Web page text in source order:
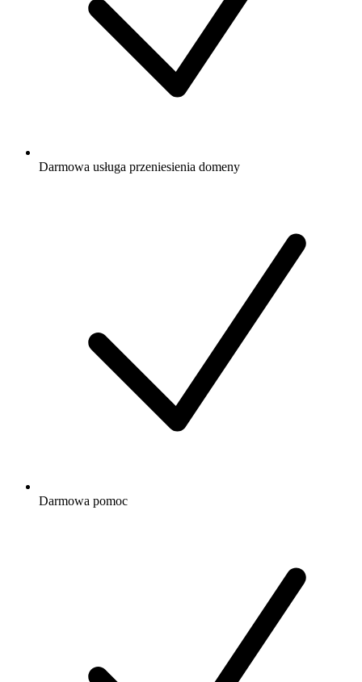
Darmowa usługa przeniesienia domeny
Darmowa pomoc